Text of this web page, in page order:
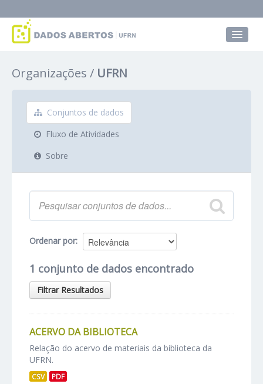
Grupos
Sobre
Organizações UFRN
Conjuntos de dados
Fluxo de Atividades
Sobre
Ordenar por
1 conjunto de dados encontrado
Filtrar Resultados
ACERVO DA BIBLIOTECA
Relação do acervo de materiais da biblioteca da
UFRN.
CSV PDF